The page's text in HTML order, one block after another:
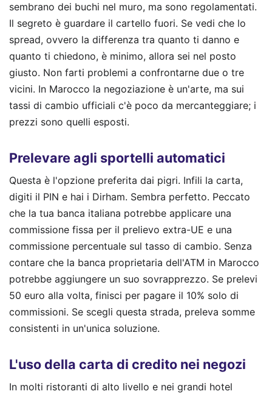
sembrano dei buchi nel muro, ma sono regolamentati.
Il segreto è guardare il cartello fuori. Se vedi che lo
spread, ovvero la differenza tra quanto ti danno e
quanto ti chiedono, è minimo, allora sei nel posto
giusto. Non farti problemi a confrontarne due o tre
vicini. In Marocco la negoziazione è un'arte, ma sui
tassi di cambio ufficiali c'è poco da mercanteggiare; i
prezzi sono quelli esposti.
Prelevare agli sportelli automatici
Questa è l'opzione preferita dai pigri. Infili la carta,
digiti il PIN e hai i Dirham. Sembra perfetto. Peccato
che la tua banca italiana potrebbe applicare una
commissione fissa per il prelievo extra-UE e una
commissione percentuale sul tasso di cambio. Senza
contare che la banca proprietaria dell'ATM in Marocco
potrebbe aggiungere un suo sovrapprezzo. Se prelevi
50 euro alla volta, finisci per pagare il 10% solo di
commissioni. Se scegli questa strada, preleva somme
consistenti in un'unica soluzione.
L'uso della carta di credito nei negozi
In molti ristoranti di alto livello e nei grandi hotel